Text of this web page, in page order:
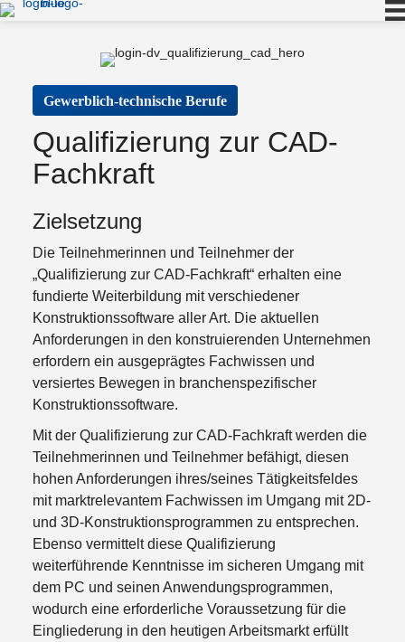
Gewerblich-technische Berufe
Qualifizierung zur CAD-
Fachkraft
Zielsetzung
Die Teilnehmerinnen und Teilnehmer der
„Qualifizierung zur CAD-Fachkraft“ erhalten eine
fundierte Weiterbildung mit verschiedener
Konstruktionssoftware aller Art. Die aktuellen
Anforderungen in den konstruierenden Unternehmen
erfordern ein ausgeprägtes Fachwissen und
versiertes Bewegen in branchenspezifischer
Konstruktionssoftware.
Mit der Qualifizierung zur CAD-Fachkraft werden die
Teilnehmerinnen und Teilnehmer befähigt, diesen
hohen Anforderungen ihres/seines Tätigkeitsfeldes
mit marktrelevantem Fachwissen im Umgang mit 2D-
und 3D-Konstruktionsprogrammen zu entsprechen.
Ebenso vermittelt diese Qualifizierung
weiterführende Kenntnisse im sicheren Umgang mit
dem PC und seinen Anwendungsprogrammen,
wodurch eine erforderliche Voraussetzung für die
Eingliederung in den heutigen Arbeitsmarkt erfüllt